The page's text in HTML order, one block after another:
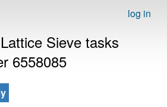
log in
Sieve tasks
6558085